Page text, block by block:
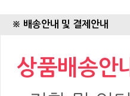
※ 배송안내 및 결제안내
상품배송안